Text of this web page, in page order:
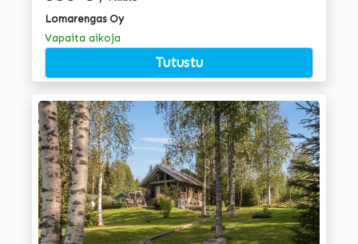
Lomarengas Oy
Vapaita aikoja
Tutustu